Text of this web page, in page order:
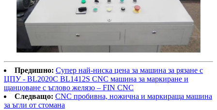
Предишно: Супер най-ниска цена за машина за рязане с
ЦПУ - BL2020C BL1412S CNC машина за маркиране и
щанцоване с ъглово желязо – FIN CNC
Следващо: CNC пробивна, ножична и маркираща машина
за ъгли от стомана